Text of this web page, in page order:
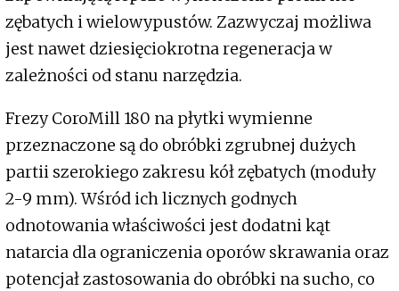
zębatych i wielowypustów. Zazwyczaj możliwa
jest nawet dziesięciokrotna regeneracja w
zależności od stanu narzędzia.
Frezy CoroMill 180 na płytki wymienne
przeznaczone są do obróbki zgrubnej dużych
partii szerokiego zakresu kół zębatych (moduły
2-9 mm). Wśród ich licznych godnych
odnotowania właściwości jest dodatni kąt
natarcia dla ograniczenia oporów skrawania oraz
potencjał zastosowania do obróbki na sucho, co